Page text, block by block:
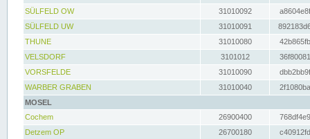
SÜLFELD OW
31010092
SÜLFELD UW
31010091
THUNE
31010080
VELSDORF
3101012
VORSFELDE
31010090
WARBER GRABEN
31010040
MOSEL
Cochem
26900400
Detzem OP
26700180